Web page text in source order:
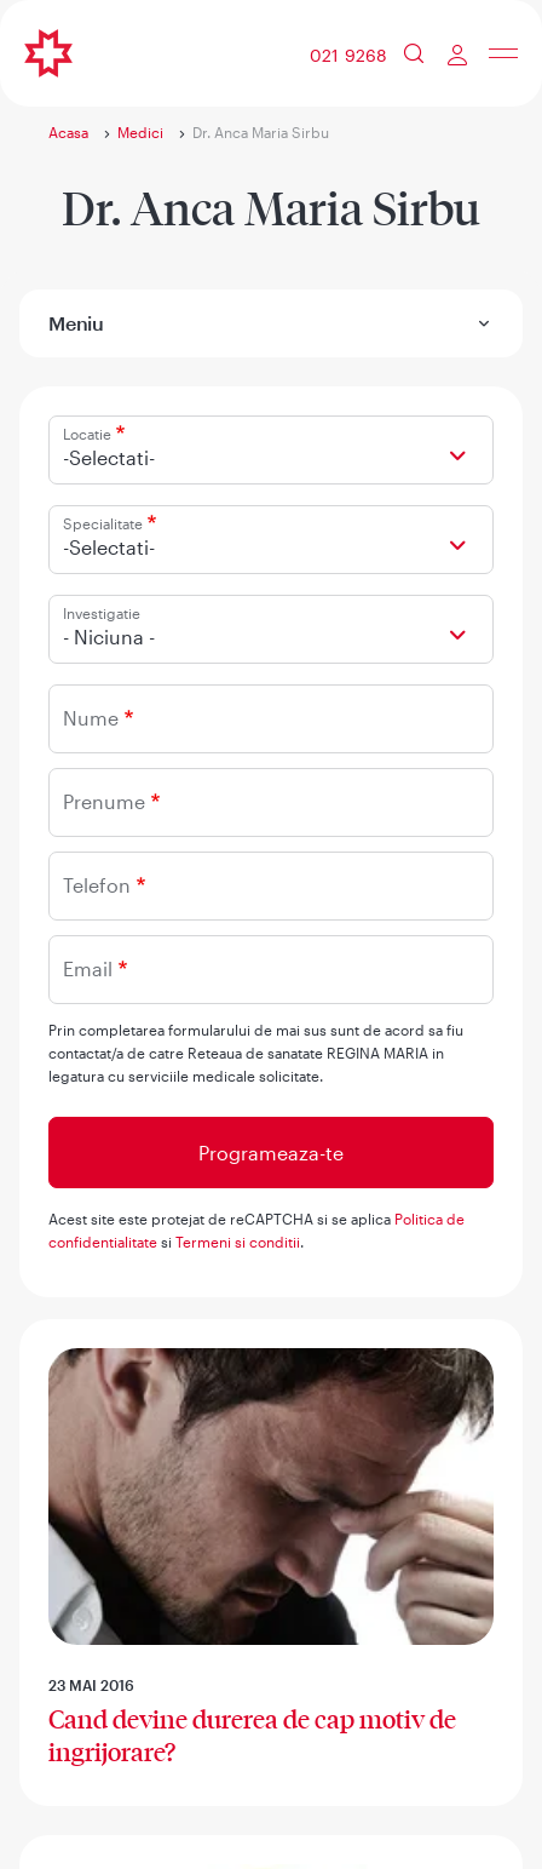
021 9268
Acasa Medici Dr. Anca Maria Sirbu
Dr. Anca Maria Sirbu
Meniu
Locatie
-Selectati-
Specialitate
-Selectati-
Investigatie
- Niciuna -
Nume
Prenume
Telefon
Email
Prin completarea formularului de mai sus sunt de acord sa fiu
contactat/a de catre Reteaua de sanatate REGINA MARIA in
legatura cu serviciile medicale solicitate.
Acest site este protejat de reCAPTCHA si se aplica Politica de
confidentialitate si Termeni si conditii.
23 MAI 2016
Cand devine durerea de cap motiv de
ingrijorare?